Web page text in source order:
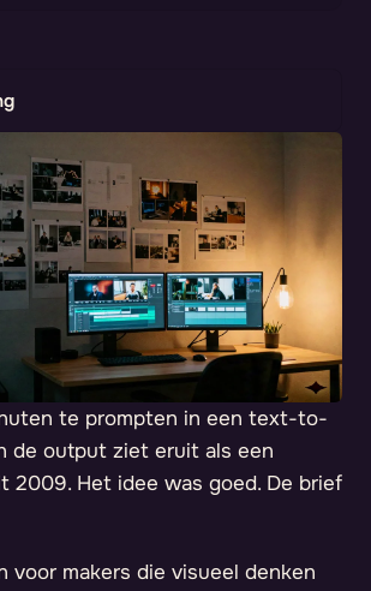
te prompten in een text-to-
de output ziet eruit als een
2009. Het idee was goed. De brief
voor makers die visueel denken